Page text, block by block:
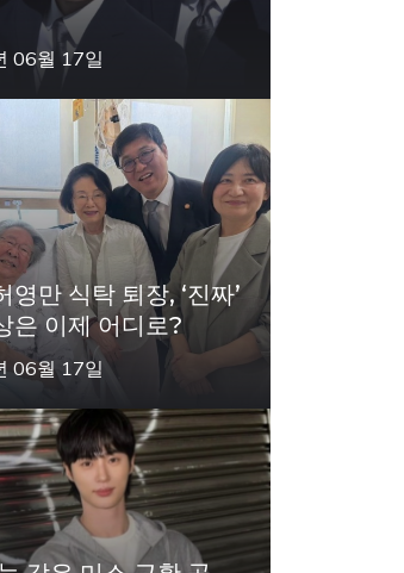
06월 17일
영만 식탁 퇴장, ‘진짜’
은 이제 어디로?
06월 17일